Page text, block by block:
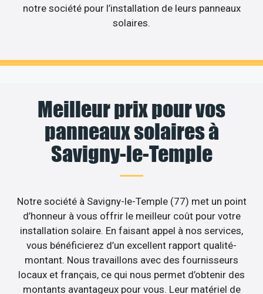
notre société pour l’installation de leurs panneaux
solaires.
Meilleur prix pour vos
panneaux solaires à
Savigny-le-Temple
Notre société à Savigny-le-Temple (77) met un point
d’honneur à vous offrir le meilleur coût pour votre
installation solaire. En faisant appel à nos services,
vous bénéficierez d’un excellent rapport qualité-
montant. Nous travaillons avec des fournisseurs
locaux et français, ce qui nous permet d’obtenir des
montants avantageux pour vous. Leur matériel de